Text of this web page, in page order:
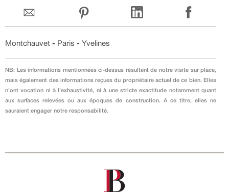
Montchauvet - Paris - Yvelines
NB: Les informations mentionnées ci-dessus résultent de notre visite sur place,
mais également des informations reçues du propriétaire actuel de ce bien. Elles
n’ont vocation ni à l’exhaustivité, ni à une stricte exactitude notamment quant
aux surfaces relevées ou aux époques de construction. A ce titre, elles ne
sauraient engager notre responsabilité.